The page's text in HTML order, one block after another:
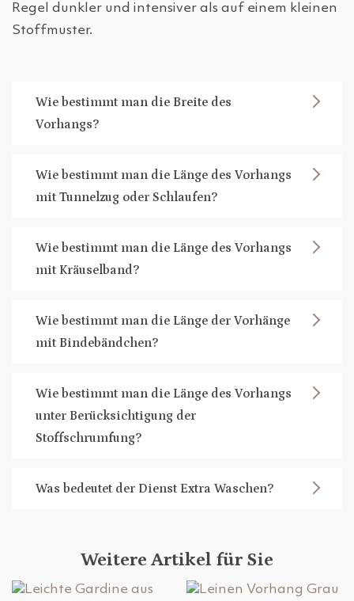
Regel dunkler und intensiver als auf einem kleinen
Stoffmuster.
Wie bestimmt man die Breite des
Vorhangs?
Wie bestimmt man die Länge des Vorhangs
mit Tunnelzug oder Schlaufen?
Wie bestimmt man die Länge des Vorhangs
mit Kräuselband?
Wie bestimmt man die Länge der Vorhänge
mit Bindebändchen?
Wie bestimmt man die Länge des Vorhangs
unter Berücksichtigung der
Stoffschrumfung?
Was bedeutet der Dienst Extra Waschen?
Weitere Artikel für Sie